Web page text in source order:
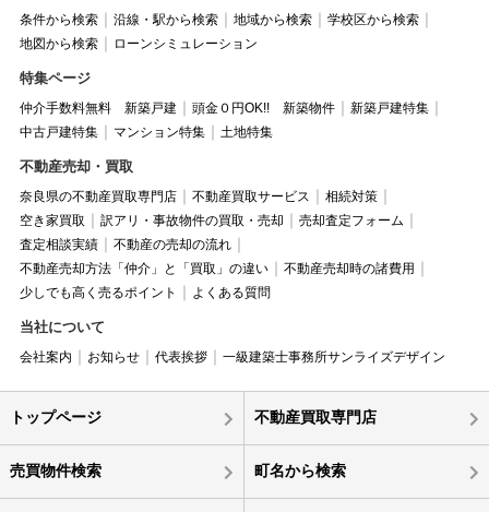
条件から検索 沿線・駅から検索 地域から検索
学校区から検索
地図から検索
ローンシミュレーション
特集ページ
仲介手数料無料 新築戸建 頭金０円OK!! 新築物件
新築戸建特集
中古戸建特集
マンション特集 土地特集
不動産売却・買取
奈良県の不動産買取専門店 不動産買取サービス
相続対策
空き家買取
訳アリ・事故物件の買取・売却
売却査定フォーム
査定相談実績
不動産の売却の流れ
不動産売却方法「仲介」と「買取」の違い
不動産売却時の諸費用
少しでも高く売るポイント
よくある質問
当社について
会社案内 お知らせ 代表挨拶 一級建築士事務所サンライズデザイン
トップページ 不動産買取専門店
売買物件検索 町名から検索